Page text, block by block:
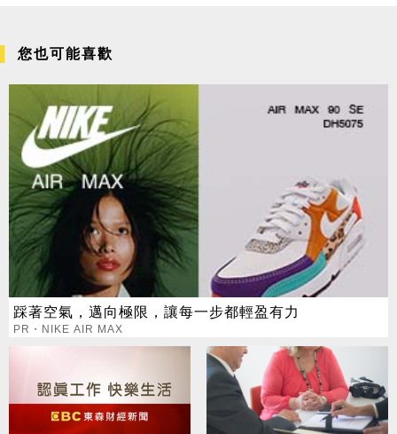
您也可能喜歡
踩著空氣，邁向極限，讓每一步都輕盈有力
PR・NIKE AIR MAX